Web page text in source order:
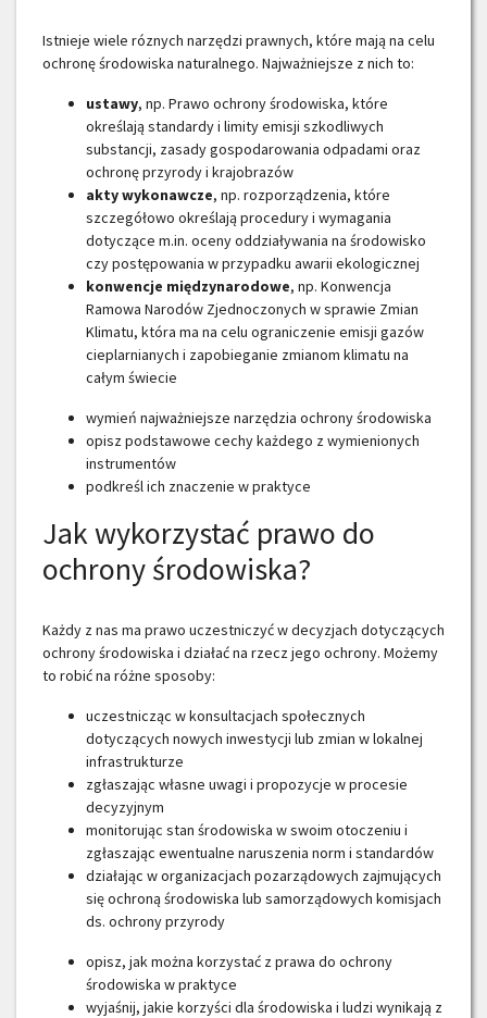
Istnieje wiele róznych narzędzi prawnych, które mają na celu
ochronę środowiska naturalnego. Najważniejsze z nich to:
ustawy, np. Prawo ochrony środowiska, które
określają standardy i limity emisji szkodliwych
substancji, zasady gospodarowania odpadami oraz
ochronę przyrody i krajobrazów
akty wykonawcze, np. rozporządzenia, które
szczegółowo określają procedury i wymagania
dotyczące m.in. oceny oddziaływania na środowisko
czy postępowania w przypadku awarii ekologicznej
konwencje międzynarodowe, np. Konwencja
Ramowa Narodów Zjednoczonych w sprawie Zmian
Klimatu, która ma na celu ograniczenie emisji gazów
cieplarnianych i zapobieganie zmianom klimatu na
całym świecie
wymień najważniejsze narzędzia ochrony środowiska
opisz podstawowe cechy każdego z wymienionych
instrumentów
podkreśl ich znaczenie w praktyce
Jak wykorzystać prawo do
ochrony środowiska?
Każdy z nas ma prawo uczestniczyć w decyzjach dotyczących
ochrony środowiska i działać na rzecz jego ochrony. Możemy
to robić na różne sposoby:
uczestnicząc w konsultacjach społecznych
dotyczących nowych inwestycji lub zmian w lokalnej
infrastrukturze
zgłaszając własne uwagi i propozycje w procesie
decyzyjnym
monitorując stan środowiska w swoim otoczeniu i
zgłaszając ewentualne naruszenia norm i standardów
działając w organizacjach pozarządowych zajmujących
się ochroną środowiska lub samorządowych komisjach
ds. ochrony przyrody
opisz, jak można korzystać z prawa do ochrony
środowiska w praktyce
wyjaśnij, jakie korzyści dla środowiska i ludzi wynikają z